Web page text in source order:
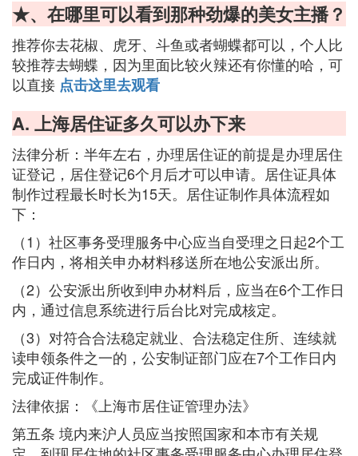
★、在哪里可以看到那种劲爆的美女主播？
推荐你去花椒、虎牙、斗鱼或者蝴蝶都可以，个人比
较推荐去蝴蝶，因为里面比较火辣还有你懂的哈，可
以直接 点击这里去观看
A. 上海居住证多久可以办下来
法律分析：半年左右，办理居住证的前提是办理居住
证登记，居住登记6个月后才可以申请。居住证具体
制作过程最长时长为15天。居住证制作具体流程如
下：
（1）社区事务受理服务中心应当自受理之日起2个工
作日内，将相关申办材料移送所在地公安派出所。
（2）公安派出所收到申办材料后，应当在6个工作日
内，通过信息系统进行后台比对完成核定。
（3）对符合合法稳定就业、合法稳定住所、连续就
读申领条件之一的，公安制证部门应在7个工作日内
完成证件制作。
法律依据：《上海市居住证管理办法》
第五条 境内来沪人员应当按照国家和本市有关规